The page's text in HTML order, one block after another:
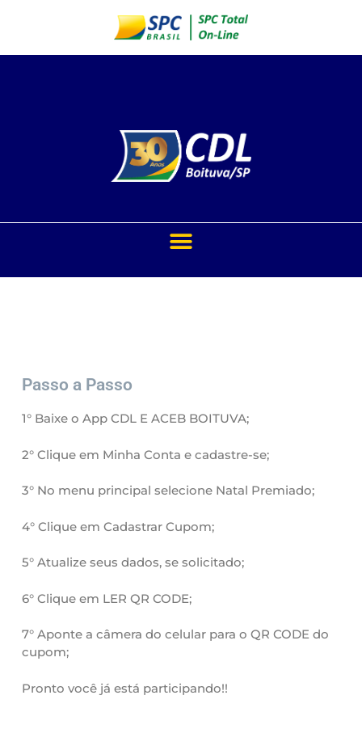
Passo a Passo
1° Baixe o App CDL E ACEB BOITUVA;
2° Clique em Minha Conta e cadastre-se;
3° No menu principal selecione Natal Premiado;
4° Clique em Cadastrar Cupom;
5° Atualize seus dados, se solicitado;
6° Clique em LER QR CODE;
7° Aponte a câmera do celular para o QR CODE do
cupom;
Pronto você já está participando!!